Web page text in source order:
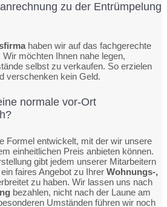
zu der Entrümpelung
haben wir auf das fachgerechte
möchten Ihnen nahe legen,
selbst zu verkaufen. So erzielen
verschenken kein Geld.
normale vor-Ort
Formel entwickelt, mit der wir unsere
einheitlichen Preis anbieten können.
gibt jedem unserer Mitarbeitern
faires Angebot zu Ihrer Wohnungs-,
zu haben. Wir lassen uns nach
bezahlen, nicht nach der Laune am
Umständen führen wir noch